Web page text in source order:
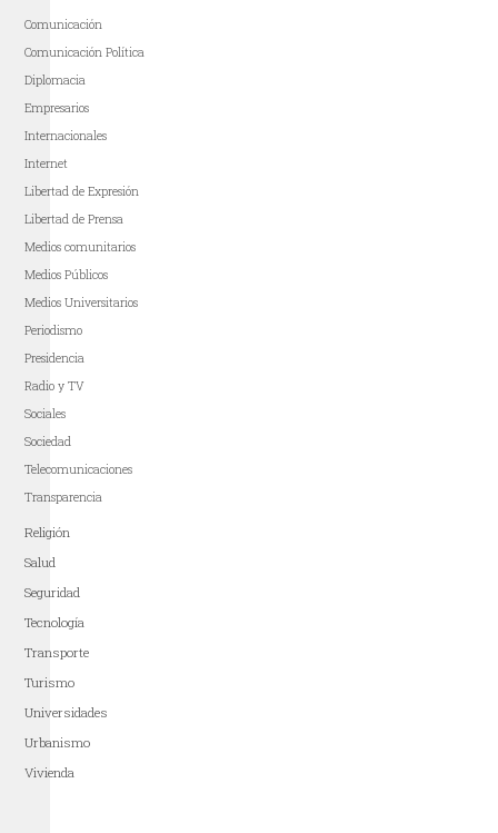
Comunicación
Comunicación Política
Diplomacia
Empresarios
Internacionales
Internet
Libertad de Expresión
Libertad de Prensa
Medios comunitarios
Medios Públicos
Medios Universitarios
Periodismo
Presidencia
Radio y TV
Sociales
Sociedad
Telecomunicaciones
Transparencia
Religión
Salud
Seguridad
Tecnología
Transporte
Turismo
Universidades
Urbanismo
Vivienda